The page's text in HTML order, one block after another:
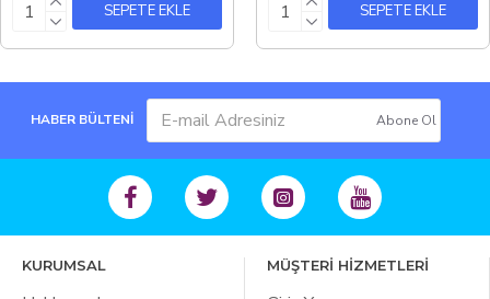
SEPETE EKLE SEPETE EKLE
HABER BÜLTENİ Abone Ol
KURUMSAL MÜŞTERİ HİZMETLERİ